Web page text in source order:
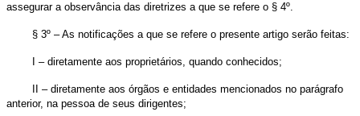
assegurar a observância das diretrizes a que se refere o § 4º.
§ 3º – As notificações a que se refere o presente artigo serão feitas:
I – diretamente aos proprietários, quando conhecidos;
II – diretamente aos órgãos e entidades mencionados no parágrafo
anterior, na pessoa de seus dirigentes;